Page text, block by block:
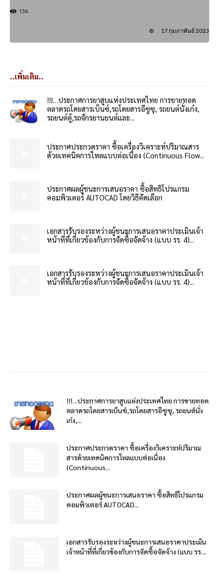
136
17 กุมภาพันธ์ 2023
..เพิ่มเติม..
!!!…ประกาศการยาสูบแห่งประเทศไทย การขายทอด
ตลาดรถโดยสารเบ็นซ์,รถโดยสารอีซูซุ, รถยนต์นั่งเก๋ง,
รถยนต์ตู้,รถจักรยานยนต์และ...
ประกาศประกวดราคา ซื้อเครื่องวิเคราะห์ปริมาณสาร
ด้วยเทคนิคการไหลแบบต่อเนื่อง (Continuous Flow...
ประกาศผลผู้ชนะการเสนอราคา ซื้อสิทธิโปรแกรม
คอมพิวเตอร์ AUTOCAD โดยวิธีคัดเลือก
เอกสารรับรองระหว่างผู้ชนะการเสนอราคาประเมินเจ้า
หน้าที่ที่เกี่ยวข้องกับการจัดซื้อจัดจ้าง (แบบ รร. 4)...
เอกสารรับรองระหว่างผู้ชนะการเสนอราคาประเมินเจ้า
หน้าที่ที่เกี่ยวข้องกับการจัดซื้อจัดจ้าง (แบบ รร. 4)...
!!!…ประกาศการยาสูบแห่งประเทศไทย การขายทอด
ตลาดรถโดยสารเบ็นซ์,รถโดยสารอีซูซุ, รถยนต์นั่ง
เก๋ง,...
ประกาศประกวดราคา ซื้อเครื่องวิเคราะห์ปริมาณ
สารด้วยเทคนิคการไหลแบบต่อเนื่อง
(Continuous...
ประกาศผลผู้ชนะการเสนอราคา ซื้อสิทธิโปรแกรม
คอมพิวเตอร์ AUTOCAD...
เอกสารรับรองระหว่างผู้ชนะการเสนอราคาประเมิน
เจ้าหน้าที่ที่เกี่ยวข้องกับการจัดซื้อจัดจ้าง (แบบ รร....